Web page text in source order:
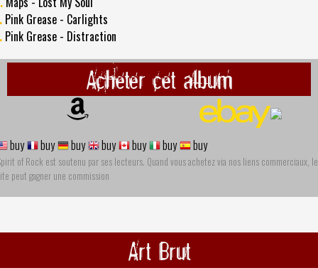
Pink Grease - Carlights
Pink Grease - Distraction
Acheter cet album
buy buy buy buy buy buy buy
of Rock est soutenu par ses lecteurs. Quand vous achetez via nos liens commerciaux, le
peut gagner une commission
Art Brut